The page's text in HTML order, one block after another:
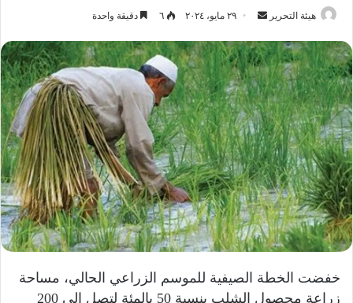
هيئة التحرير
أرسل
إلكترونيا
٢٩ مايو، ٢٠٢٤ ٦ دقيقة واحدة
خفضت الخطة الصيفية للموسم الزراعي الحالي، مساحة
زراعة محصول الشلب بنسبة 50 بالمئة لتصل إلى 200